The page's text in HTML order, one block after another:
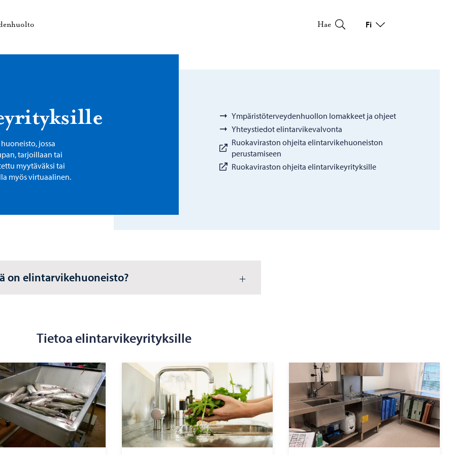
Hae
Vaihda kieltä
Nykyinen kieli: Suomi
Fi
jossa
tarjoillaan tai
myytäväksi tai
myös virtuaalinen.
Ympäristöterveydenhuollon lomakkeet ja ohjeet
Yhteystiedot elintarvikevalvonta
Ruokaviraston ohjeita elintarvikehuoneiston
perustamiseen
Ruokaviraston ohjeita elintarvikeyrityksille
on elintarvikehuoneisto?
Tietoa elintarvikeyrityksille